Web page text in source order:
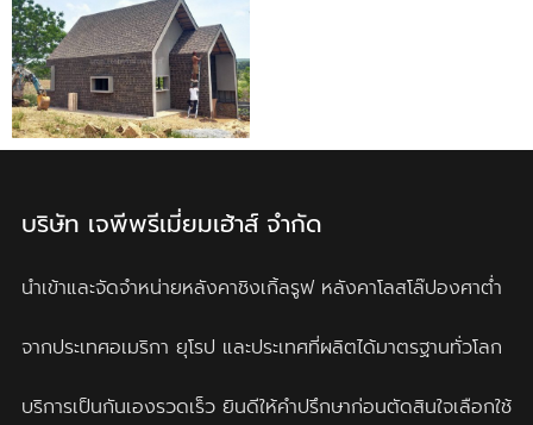
บริษัท เจพีพรีเมี่ยมเฮ้าส์ จำกัด
นำเข้าและจัดจำหน่ายหลังคาชิงเกิ้ลรูฟ หลังคาโลสโล๊ปองศาต่ำ
จากประเทศอเมริกา ยุโรป และประเทศที่ผลิตได้มาตรฐานทั่วโลก
บริการเป็นกันเองรวดเร็ว ยินดีให้คำปรึกษาก่อนตัดสินใจเลือกใช้